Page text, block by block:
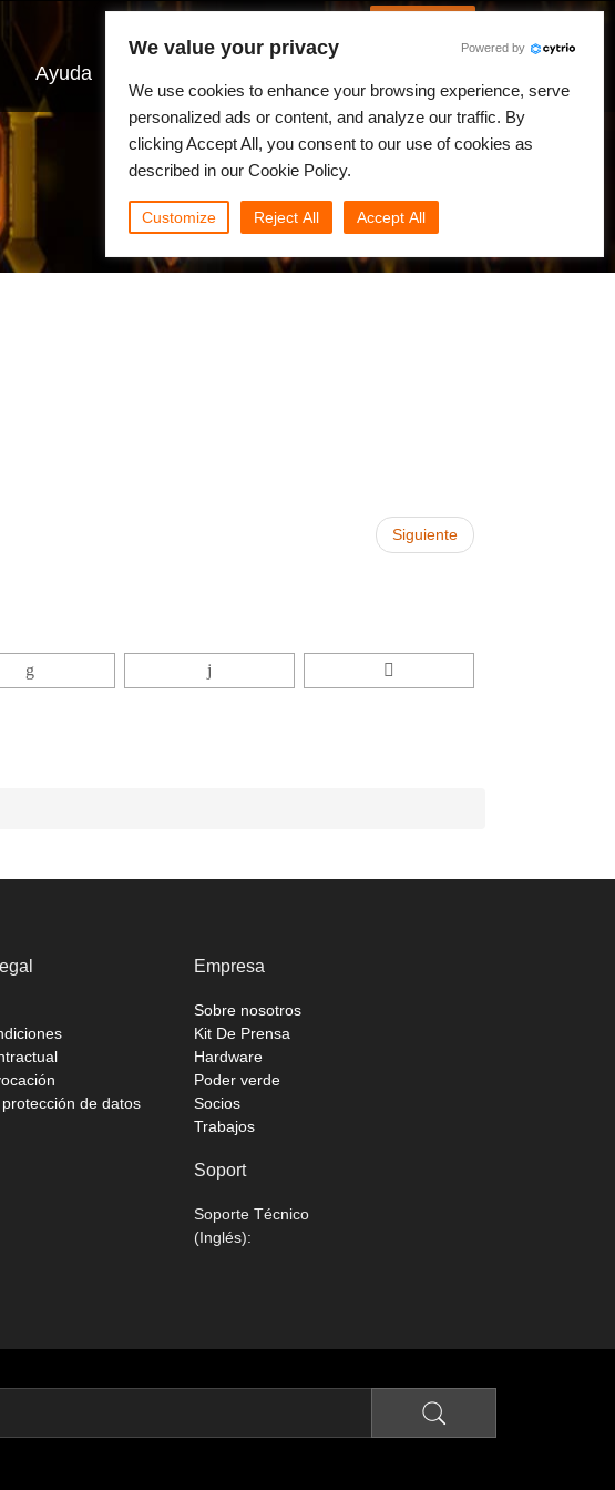
Ayuda
Siguiente
de datos
Empresa
Sobre nosotros
Kit De Prensa
Hardware
Poder verde
Socios
Trabajos
Soport
Soporte Técnico
(Inglés):
We value your privacy Powered by
We use cookies to enhance your browsing experience, serve
personalized ads or content, and analyze our traffic. By
clicking Accept All, you consent to our use of cookies as
described in our Cookie Policy.
Customize Reject All Accept All